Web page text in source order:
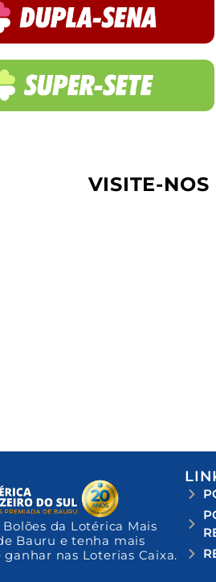
VISITE-NOS
da Lotérica Mais
Bauru e tenha mais
ganhar nas Loterias Caixa.